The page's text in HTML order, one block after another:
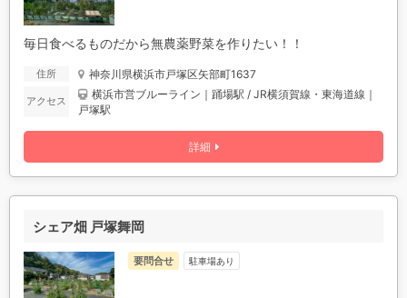
詳細
毎日食べるものだから無農薬野菜を作りたい！！
住所 神奈川県横浜市戸塚区矢部町1637
アクセス 横浜市営ブルーライン｜踊場駅 / JR横須賀線・東海道線｜
戸塚駅
シェア畑 戸塚舞岡
要問合せ 駐車場あり